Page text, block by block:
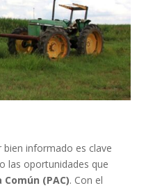
bien informado es clave
las oportunidades que
(PAC). Con el